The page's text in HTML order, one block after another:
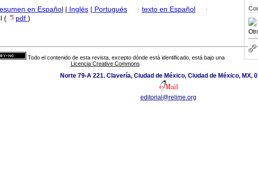
en Español | Inglés | Portugués · texto en Español
·
(
pdf )
Todo el contenido de esta revista, excepto dónde está identificado, está bajo una
Licencia Creative Commons
Norte 79-A 221. Clavería, Ciudad de México, Ciudad de México, MX,
editorial@relime.org